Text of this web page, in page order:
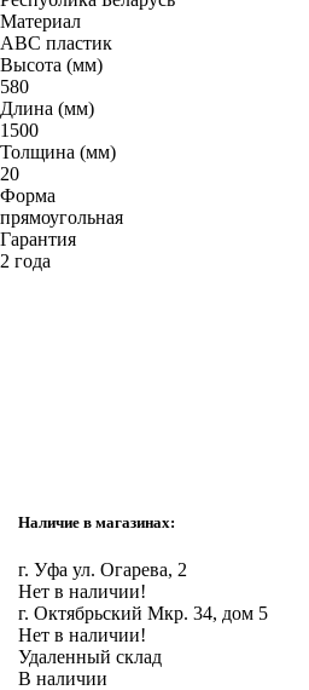
Материал
АВС пластик
Высота (мм)
580
Длина (мм)
1500
Толщина (мм)
20
Форма
прямоугольная
Гарантия
2 года
Наличие в магазинах:
г. Уфа ул. Огарева, 2
Нет в наличии!
г. Октябрьский Мкр. 34, дом 5
Нет в наличии!
Удаленный склад
В наличии
Гофрированные трубы и манжеты для
Сифоны
Развернуть
Смесители и комплектующие
Россинка-ТВК
Смесители для ванной комнаты
Смесители для кухни
Изоляция для труб
Инструмент
Прокладки (Фум. лен. нить) и